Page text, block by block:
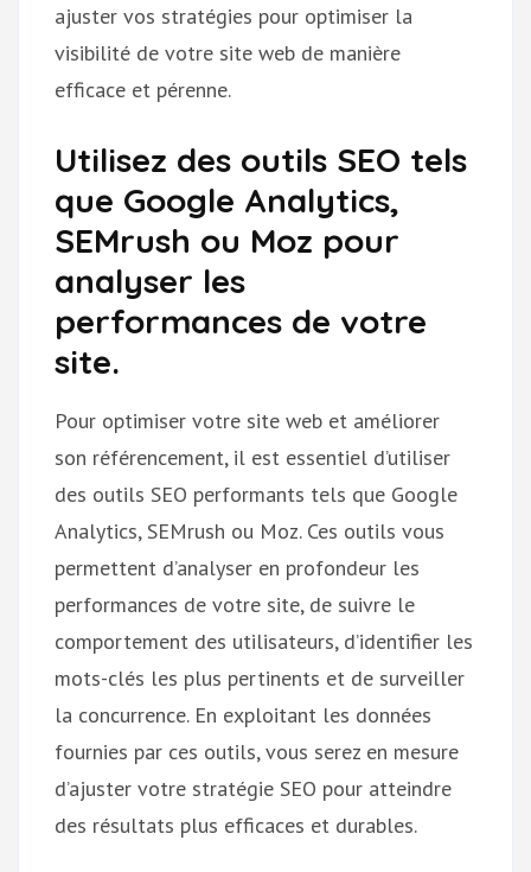
ajuster vos stratégies pour optimiser la
visibilité de votre site web de manière
efficace et pérenne.
Utilisez des outils SEO tels
que Google Analytics,
SEMrush ou Moz pour
analyser les
performances de votre
site.
Pour optimiser votre site web et améliorer
son référencement, il est essentiel d’utiliser
des outils SEO performants tels que Google
Analytics, SEMrush ou Moz. Ces outils vous
permettent d’analyser en profondeur les
performances de votre site, de suivre le
comportement des utilisateurs, d’identifier les
mots-clés les plus pertinents et de surveiller
la concurrence. En exploitant les données
fournies par ces outils, vous serez en mesure
d’ajuster votre stratégie SEO pour atteindre
des résultats plus efficaces et durables.